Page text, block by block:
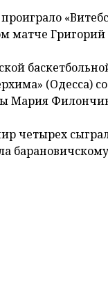
матче
(Одесса) со
четырех